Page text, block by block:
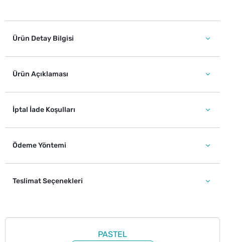
Ürün Detay Bilgisi
Ürün Açıklaması
İptal İade Koşulları
Ödeme Yöntemi
Teslimat Seçenekleri
PASTEL